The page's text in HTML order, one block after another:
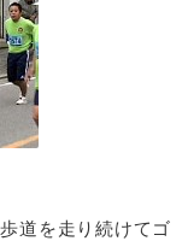
道を走り続けてゴ